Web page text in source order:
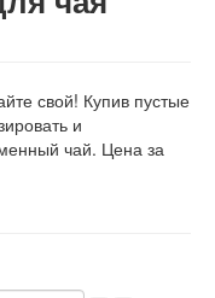
свой! Купив пустые
и
чай. Цена за